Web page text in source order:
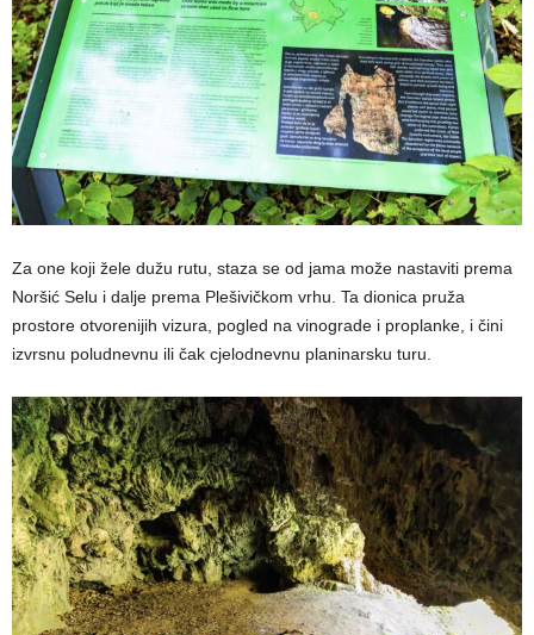
Za one koji žele dužu rutu, staza se od jama može nastaviti prema
Noršić Selu i dalje prema Plešivičkom vrhu. Ta dionica pruža
prostore otvorenijih vizura, pogled na vinograde i proplanke, i čini
izvrsnu poludnevnu ili čak cjelodnevnu planinarsku turu.